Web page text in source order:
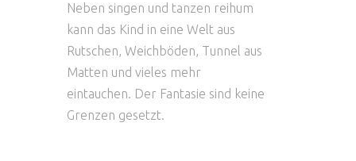
Neben singen und tanzen reihum
kann das Kind in eine Welt aus
Rutschen, Weichböden, Tunnel aus
Matten und vieles mehr
eintauchen. Der Fantasie sind keine
Grenzen gesetzt.